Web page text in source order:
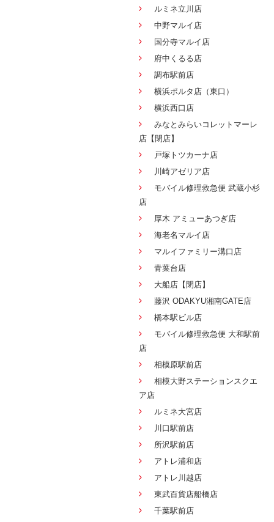
ルミネ立川店
中野マルイ店
国分寺マルイ店
府中くるる店
調布駅前店
横浜ポルタ店（東口）
横浜西口店
みなとみらいコレットマーレ
店【閉店】
戸塚トツカーナ店
川崎アゼリア店
モバイル修理救急便 武蔵小杉
店
厚木 アミューあつぎ店
海老名マルイ店
マルイファミリー溝口店
青葉台店
大船店【閉店】
藤沢 ODAKYU湘南GATE店
橋本駅ビル店
モバイル修理救急便 大和駅前
店
相模原駅前店
相模大野ステーションスクエ
ア店
ルミネ大宮店
川口駅前店
所沢駅前店
アトレ浦和店
アトレ川越店
東武百貨店船橋店
千葉駅前店